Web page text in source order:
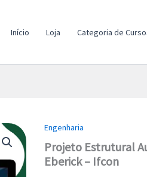
Início Loja Categoria de
Engenharia
Projeto Estrutural
Eberick – Ifcon
Projeto
Estrutural
Auxiliado
Por